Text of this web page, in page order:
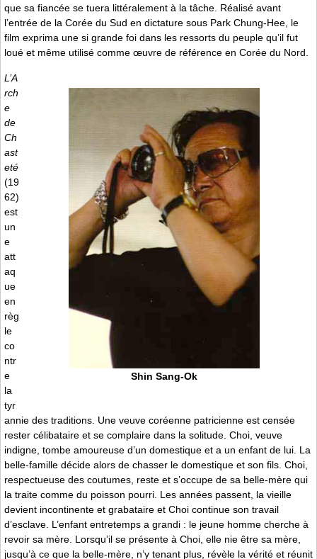
que sa fiancée se tuera littéralement à la tâche. Réalisé avant
l’entrée de la Corée du Sud en dictature sous Park Chung-Hee, le
film exprima une si grande foi dans les ressorts du peuple qu’il fut
loué et même utilisé comme œuvre de référence en Corée du Nord.
Shin Sang-Ok
L’A
rch
e
de
Ch
ast
eté
(19
62)
est
un
e
att
aq
ue
en
règ
le
co
ntr
e
la
tyr
annie des traditions. Une veuve coréenne patricienne est censée
rester célibataire et se complaire dans la solitude. Choi, veuve
indigne, tombe amoureuse d’un domestique et a un enfant de lui. La
belle-famille décide alors de chasser le domestique et son fils. Choi,
respectueuse des coutumes, reste et s’occupe de sa belle-mère qui
la traite comme du poisson pourri. Les années passent, la vieille
devient incontinente et grabataire et Choi continue son travail
d’esclave. L’enfant entretemps a grandi : le jeune homme cherche à
revoir sa mère. Lorsqu’il se présente à Choi, elle nie être sa mère,
jusqu’à ce que la belle-mère, n’y tenant plus, révèle la vérité et réunit